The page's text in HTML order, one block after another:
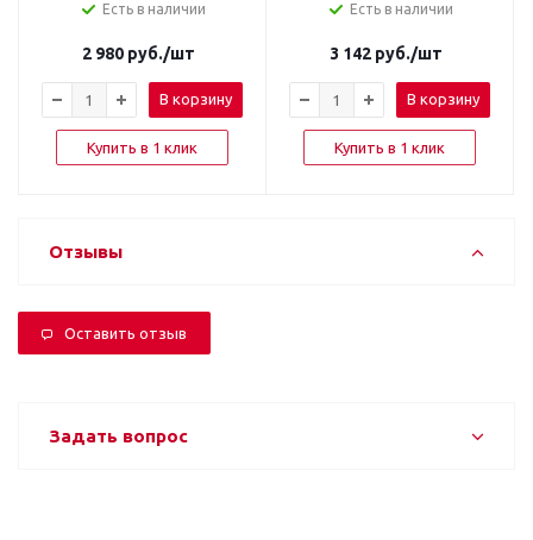
Есть в наличии
2 980руб./шт
В корзину
Купить в 1 клик
Есть в наличии
3 142руб./шт
В корзину
Купить в 1 клик
Отзывы
Оставить отзыв
Задать вопрос